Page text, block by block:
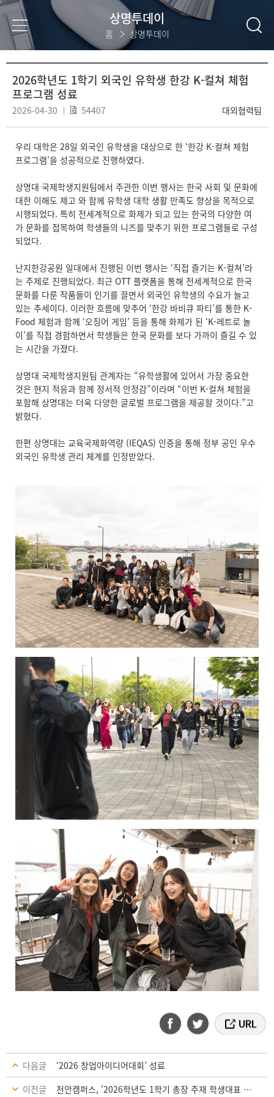
상명투데이
홈 상명투데이
2026학년도 1학기 외국인 유학생 한강 K-컬쳐 체험
프로그램 성료
2026-04-30 54407 대외협력팀
우리 대학은 28일 외국인 유학생을 대상으로 한 ‘한강 K-컬쳐 체험
프로그램’을 성공적으로 진행하였다.
상명대 국제학생지원팀에서 주관한 이번 행사는 한국 사회 및 문화에
대한 이해도 제고 와 함께 유학생 대학 생활 만족도 향상을 목적으로
시행되었다. 특히 전세계적으로 화제가 되고 있는 한국의 다양한 여
가 문화를 접목하여 학생들의 니즈를 맞추기 위한 프로그램들로 구성
되었다.
난지한강공원 일대에서 진행된 이번 행사는 ‘직접 즐기는 K-컬쳐’라
는 주제로 진행되었다. 최근 OTT 플랫폼을 통해 전세계적으로 한국
문화를 다룬 작품들이 인기를 끌면서 외국인 유학생의 수요가 늘고
있는 추세이다. 이러한 흐름에 맞추어 ‘한강 바비큐 파티’를 통한 K-
Food 체험과 함께 ‘오징어 게임’ 등을 통해 화제가 된 ‘K-레트로 놀
이’를 직접 경험하면서 학생들은 한국 문화를 보다 가까이 즐길 수 있
는 시간을 가졌다.
상명대 국제학생지원팀 관계자는 “유학생활에 있어서 가장 중요한
것은 현지 적응과 함께 정서적 안정감”이라며 “이번 K-컬쳐 체험을
포함해 상명대는 더욱 다양한 글로벌 프로그램을 제공할 것이다.”고
밝혔다.
한편 상명대는 교육국제화역량 (IEQAS) 인증을 통해 정부 공인 우수
외국인 유학생 관리 체계를 인정받았다.
다음글
‘2026 창업아이디어대회’ 성료
이전글
천안캠퍼스, '2026학년도 1학기 총장 주재 학생대표 간담회' 성료… "학생 중심 맞춤형 소통 강화“